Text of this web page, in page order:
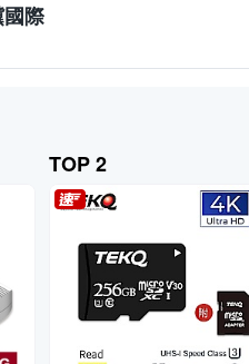
際
TOP 2